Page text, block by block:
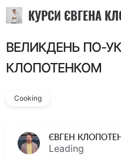
ВЕЛИКДЕНЬ ПО-
КЛОПОТЕНКОМ
Cooking
ЄВГЕН
Leading